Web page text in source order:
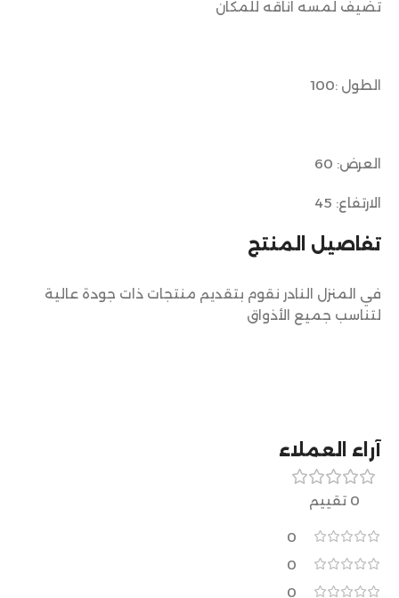
تفاصيل المنتج
في المنزل النادر نقوم بتقديم منتجات ذات جودة عالية
لتناسب جميع الأذواق
تضيف لمسه اناقه للمكان
الطول :100
العرض: 60
الارتفاع: 45
آراء العملاء
0 تقييم
0
0
0